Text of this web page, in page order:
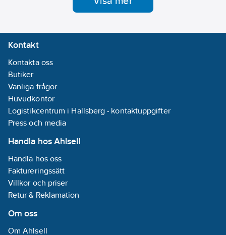
Skyddsrör från
boxen skall ledas till
avlopp så att
skruvas eller gjutas
Kontakt
Kontakta oss
Butiker
Vanliga frågor
Huvudkontor
Logistikcentrum i Hallsberg - kontaktuppgifter
Press och media
Handla hos Ahlsell
Handla hos oss
Faktureringssätt
Villkor och priser
Retur & Reklamation
Om oss
Om Ahlsell